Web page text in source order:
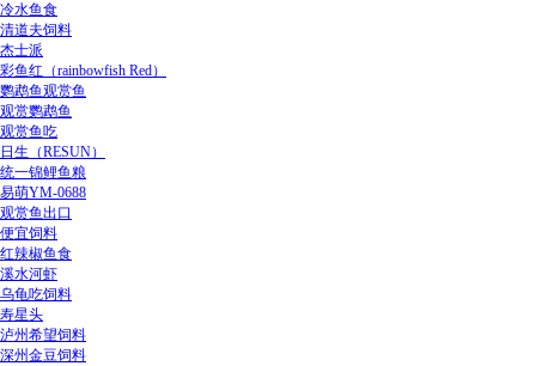
冷水鱼食
清道夫饲料
杰士派
彩鱼红（rainbowfish Red）
鹦鹉鱼观赏鱼
观赏鹦鹉鱼
观赏鱼吃
日生（RESUN）
统一锦鲤鱼粮
易萌YM-0688
观赏鱼出口
便宜饲料
红辣椒鱼食
溪水河虾
乌龟吃饲料
寿星头
泸州希望饲料
深州金豆饲料